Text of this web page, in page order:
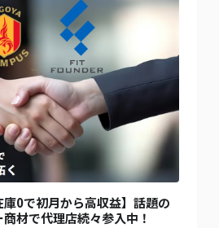
庫0で初月から高収益】話題の
材で代理店続々参入中！